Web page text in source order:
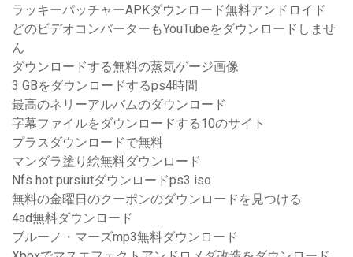
ラッキーパッチャーAPKダウンロード無料アンドロイド
どのビデオコンバーターもYouTubeをダウンロードしませ
ん
ダウンロードする無料の蒸気ゲージ画像
3 GBをダウンロードするps4時間
最高のネリーアルバムのダウンロード
字幕ファイルをダウンロードする10のサイト
プラスダウンロードで無料
マンダラ塗り絵無料ダウンロード
Nfs hot pursiutダウンロードps3 iso
無料の金曜日のクーポンのダウンロードを見つける
4ad無料ダウンロード
ブルーノ・マーズmp3無料ダウンロード